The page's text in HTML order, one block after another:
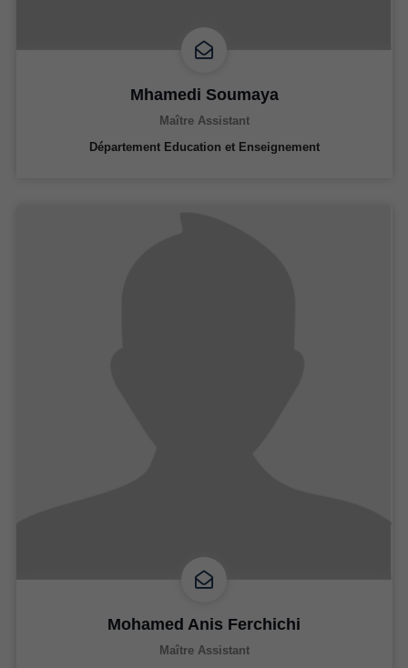
Mhamedi Soumaya
Maître Assistant
Département Education et Enseignement
Mohamed Anis Ferchichi
Maître Assistant